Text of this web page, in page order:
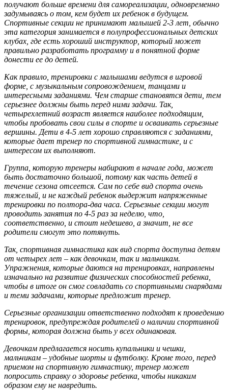
получают больше времени для самореализации, одновременно
задумываясь о том, кем будет их ребенок в будущем.
Спортивные секции не принимают малышей 2-3 лет, обычно
эта категория занимается в полупрофессиональных детских
клубах, где есть хороший инструктор, который может
правильно разработать программу и в понятной форме
донести ее до детей.
Как правило, тренировки с малышами ведутся в игровой
форме, с музыкальным сопровождением, танцами и
интересными заданиями. Чем старше становятся дети, тем
серьезнее должны быть перед ними задачи. Так,
четырехлетний возраст является наиболее подходящим,
чтобы пробовать свои силы в спорте и осваивать серьезные
вершины. Дети в 4-5 лет хорошо справляются с заданиями,
которые дает тренер по спортивной гимнастике, и с
интересом их выполняют.
Группа, которую тренеры набирают в начале года, может
быть достаточно большой, потому как часть детей в
течение сезона отсеется. Сам по себе вид спорта очень
тяжелый, и не каждый ребенок выдержит напряженные
тренировки по полтора-два часа. Серьезные секции могут
проводить занятия по 4-5 раз за неделю, что,
соответственно, и стоит недешево, а значит, не все
родители смогут это потянуть.
Так, спортивная гимнастика как вид спорта доступна детям
от четырех лет – как девочкам, так и мальчикам.
Упражнения, которые даются на тренировках, направлены
изначально на развитие физических способностей ребенка,
чтобы в итоге он смог совладать со спортивными снарядами
и теми задачами, которые предложит тренер.
Серьезные организации ответственно подходят к проведению
тренировок, предупреждая родителей о наличии спортивной
формы, которая должна быть у всех одинаковая.
Девочкам предлагается носить купальники и чешки,
мальчикам – удобные шорты и футболку. Кроме того, перед
приемом на спортивную гимнастику, тренер может
попросить справку о здоровье ребенка, чтобы никаким
образом ему не навредить.